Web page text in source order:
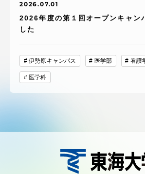
2026.07.01
2026年度の第１回オープンキャン
した
伊勢原キャンパス 医学部 看護
医学科